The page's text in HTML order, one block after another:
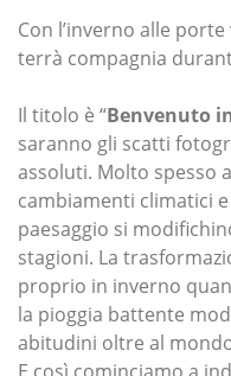
Con l’inverno alle
terrà compagnia
Il titolo è “Benvenuto
saranno gli scatti
assoluti. Molto spesso
cambiamenti climatici
paesaggio si
stagioni. La
proprio in inverno
la pioggia battente
abitudini oltre al